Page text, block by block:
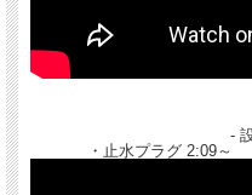
-
・止水プラグ 2:09